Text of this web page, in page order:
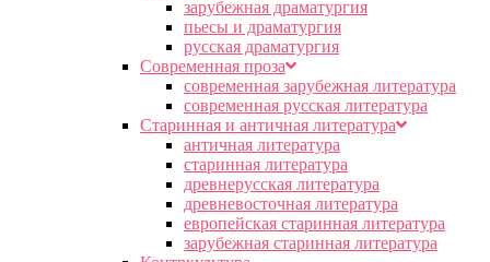
зарубежная драматургия
пьесы и драматургия
русская драматургия
Современная проза
современная зарубежная литература
современная русская литература
Старинная и античная литература
античная литература
старинная литература
древнерусская литература
древневосточная литература
европейская старинная литература
зарубежная старинная литература